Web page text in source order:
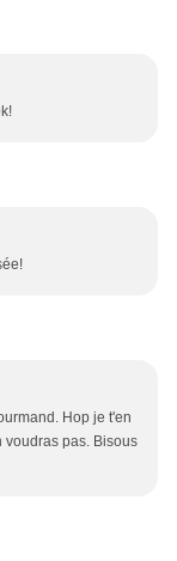
Hop je t'en
voudras pas. Bisous